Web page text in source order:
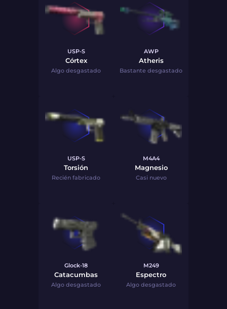
USP-S
Córtex
Algo desgastado
AWP
Atheris
Bastante desgastado
USP-S
Torsión
Recién fabricado
M4A4
Magnesio
Casi nuevo
Glock-18
Catacumbas
Algo desgastado
M249
Espectro
Algo desgastado